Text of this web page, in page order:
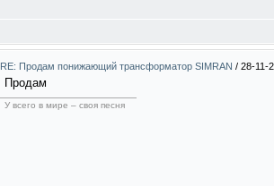
RE: Продам понижающий трансформатор SIMRAN / 28-11-
Продам
У всего в мире – своя песня